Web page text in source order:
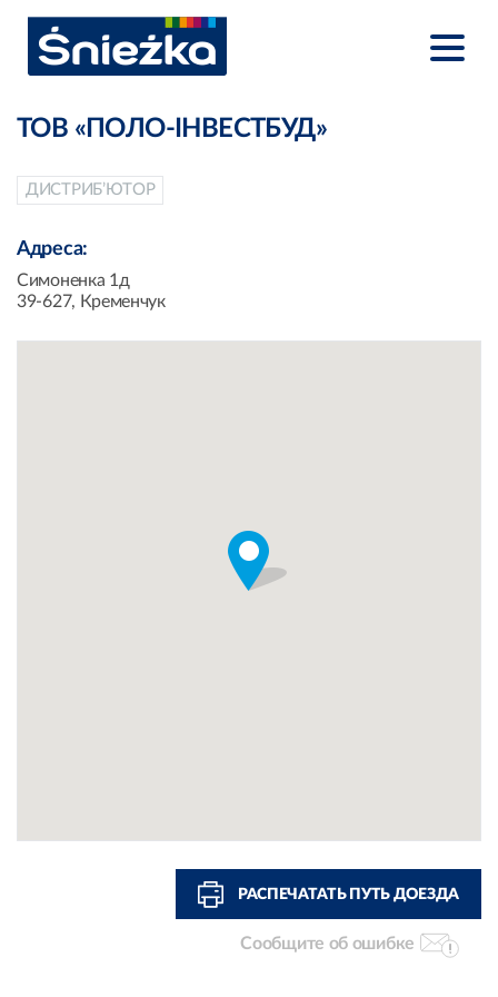
ТОВ «ПОЛО-ІНВЕСТБУД»
ДИСТРИБ’ЮТОР
Адреса:
Симоненка 1д
39-627, Кременчук
РАСПЕЧАТАТЬ ПУТЬ ДОЕЗДА
Сообщите об ошибке